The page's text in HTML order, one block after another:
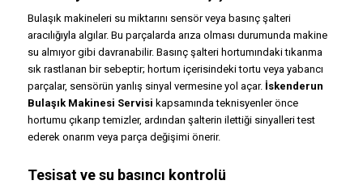
Bulaşık makineleri su miktarını sensör veya basınç şalteri
aracılığıyla algılar. Bu parçalarda arıza olması durumunda makine
su almıyor gibi davranabilir. Basınç şalteri hortumındaki tıkanma
sık rastlanan bir sebeptir; hortum içerisindeki tortu veya yabancı
parçalar, sensörün yanlış sinyal vermesine yol açar. İskenderun
Bulaşık Makinesi Servisi kapsamında teknisyenler önce
hortumu çıkarıp temizler, ardından şalterin ilettiği sinyalleri test
ederek onarım veya parça değişimi önerir.
Tesisat ve su basıncı kontrolü